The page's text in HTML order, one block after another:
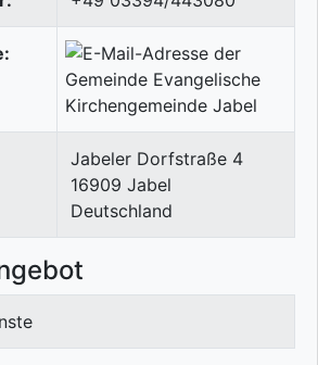
Jabeler Dorfstraße 4
16909 Jabel
Deutschland